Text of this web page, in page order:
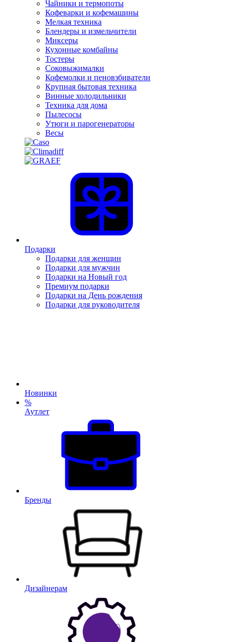
Чайники и термопоты
Кофеварки и кофемашины
Мелкая техника
Блендеры и измельчители
Миксеры
Кухонные комбайны
Тостеры
Соковыжималки
Кофемолки и пеновзбиватели
Крупная бытовая техника
Винные холодильники
Техника для дома
Пылесосы
Утюги и парогенераторы
Весы
Подарки
Подарки для женщин
Подарки для мужчин
Подарки на Новый год
Премиум подарки
Подарки на День рождения
Подарки для руководителя
Новинки
%
Аутлет
Бренды
Дизайнерам